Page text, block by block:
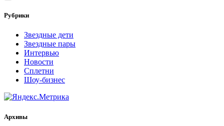
Рубрики
Звездные дети
Звездные пары
Интервью
Новости
Сплетни
Шоу-бизнес
Архивы